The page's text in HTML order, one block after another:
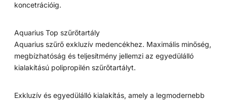
koncetrációig.
Aquarius Top szűrőtartály
Aquarius szűrő exkluzív medencékhez. Maximális minőség,
megbízhatóság és teljesítmény jellemzi az egyedülálló
kialakítású polipropilén szűrőtartályt.
Exkluzív és egyedülálló kialakítás, amely a legmodernebb